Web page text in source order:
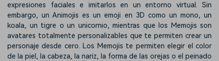
expresiones faciales e imitarlos en un entorno virtual. Sin
embargo, un Animojis es un emoji en 3D como un mono, un
koala, un tigre o un unicornio, mientras que los Memojis son
avatares totalmente personalizables que te permiten crear un
personaje desde cero. Los Memojis te permiten elegir el color
de la piel, la cabeza, la nariz, la forma de las orejas o el peinado